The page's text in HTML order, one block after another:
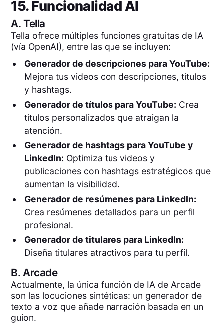
15. Funcionalidad AI
A.Tella
Tella ofrece múltiples funciones gratuitas de IA
(vía OpenAI), entre las que se incluyen:
Generador de descripciones para YouTube:
Mejora tus videos con descripciones, títulos
y hashtags.
Generador de títulos para YouTube: Crea
títulos personalizados que atraigan la
atención.
Generador de hashtags para YouTube y
LinkedIn: Optimiza tus videos y
publicaciones con hashtags estratégicos que
aumentan la visibilidad.
Generador de resúmenes para LinkedIn:
Crea resúmenes detallados para un perfil
profesional.
Generador de titulares para LinkedIn:
Diseña titulares atractivos para tu perfil.
B. Arcade
Actualmente, la única función de IA de Arcade
son las locuciones sintéticas: un generador de
texto a voz que añade narración basada en un
guion.